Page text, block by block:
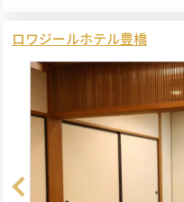
ロワジールホテル豊橋